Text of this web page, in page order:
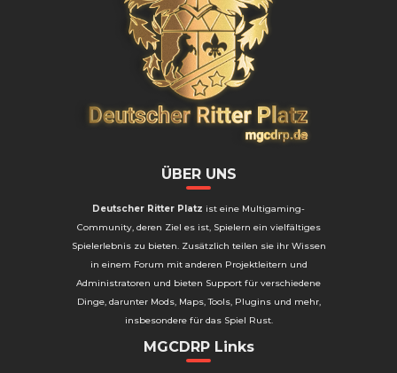
ÜBER UNS
Deutscher Ritter Platz ist eine Multigaming-
Community, deren Ziel es ist, Spielern ein vielfältiges
Spielerlebnis zu bieten. Zusätzlich teilen sie ihr Wissen
in einem Forum mit anderen Projektleitern und
Administratoren und bieten Support für verschiedene
Dinge, darunter Mods, Maps, Tools, Plugins und mehr,
insbesondere für das Spiel Rust.
MGCDRP Links